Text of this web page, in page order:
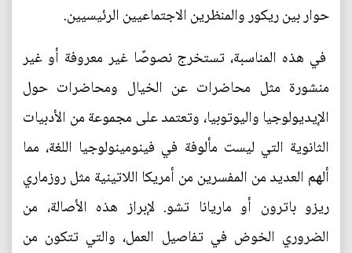
حوار بين ريكور والمنظرين الاجتماعيين الرئيسيين.
في هذه المناسبة، تستخرج نصوصًا غير معروفة أو غير
منشورة مثل محاضرات عن الخيال ومحاضرات حول
الإيديولوجيا واليوتوبيا، وتعتمد على مجموعة من الأدبيات
الثانوية التي ليست مألوفة في فينومينولوجيا اللغة، مما
ألهم العديد من المفسرين من أمريكا اللاتينية مثل روزماري
ريزو باترون أو ماريانا تشو. لإبراز هذه الأصالة، من
الضروري الخوض في تفاصيل العمل، والتي تتكون من